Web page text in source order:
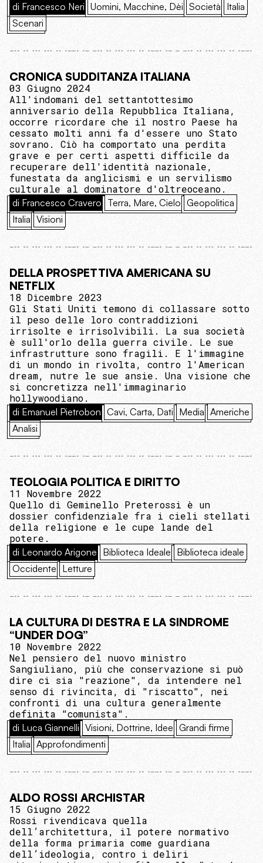
di Francesco Neri Uomini, Macchine, Dèi Società Italia
Scenari
CRONICA SUDDITANZA ITALIANA
03 Giugno 2024
All'indomani del settantottesimo
anniversario della Repubblica Italiana,
occorre ricordare che il nostro Paese ha
cessato molti anni fa d'essere uno Stato
sovrano. Ciò ha comportato una perdita
grave e per certi aspetti difficile da
recuperare dell'identità nazionale,
funestata da anglicismi e un servilismo
culturale al dominatore d'oltreoceano.
di Francesco Cravero Terra, Mare, Cielo Geopolitica
Italia Visioni
DELLA PROSPETTIVA AMERICANA SU
NETFLIX
18 Dicembre 2023
Gli Stati Uniti temono di collassare sotto
il peso delle loro contraddizioni
irrisolte e irrisolvibili. La sua società
è sull'orlo della guerra civile. Le sue
infrastrutture sono fragili. E l'immagine
di un mondo in rivolta, contro l'American
dream, nutre le sue ansie. Una visione che
si concretizza nell'immaginario
hollywoodiano.
di Emanuel Pietrobon Cavi, Carta, Dati Media Americhe
Analisi
TEOLOGIA POLITICA E DIRITTO
11 Novembre 2022
Quello di Geminello Preterossi è un
dossier confidenziale fra i cieli stellati
della religione e le cupe lande del
potere.
di Leonardo Arigone Biblioteca Ideale Biblioteca ideale
Occidente Letture
LA CULTURA DI DESTRA E LA SINDROME
“UNDER DOG”
10 Novembre 2022
Nel pensiero del nuovo ministro
Sangiuliano, più che conservazione si può
dire ci sia "reazione", da intendere nel
senso di rivincita, di "riscatto", nei
confronti di una cultura generalmente
definita "comunista".
di Luca Giannelli Visioni, Dottrine, Idee Grandi firme
Italia Approfondimenti
ALDO ROSSI ARCHISTAR
15 Giugno 2022
Rossi rivendicava quella
dell’architettura, il potere normativo
della forma primaria come guardiana
dell’ideologia, contro i deliri